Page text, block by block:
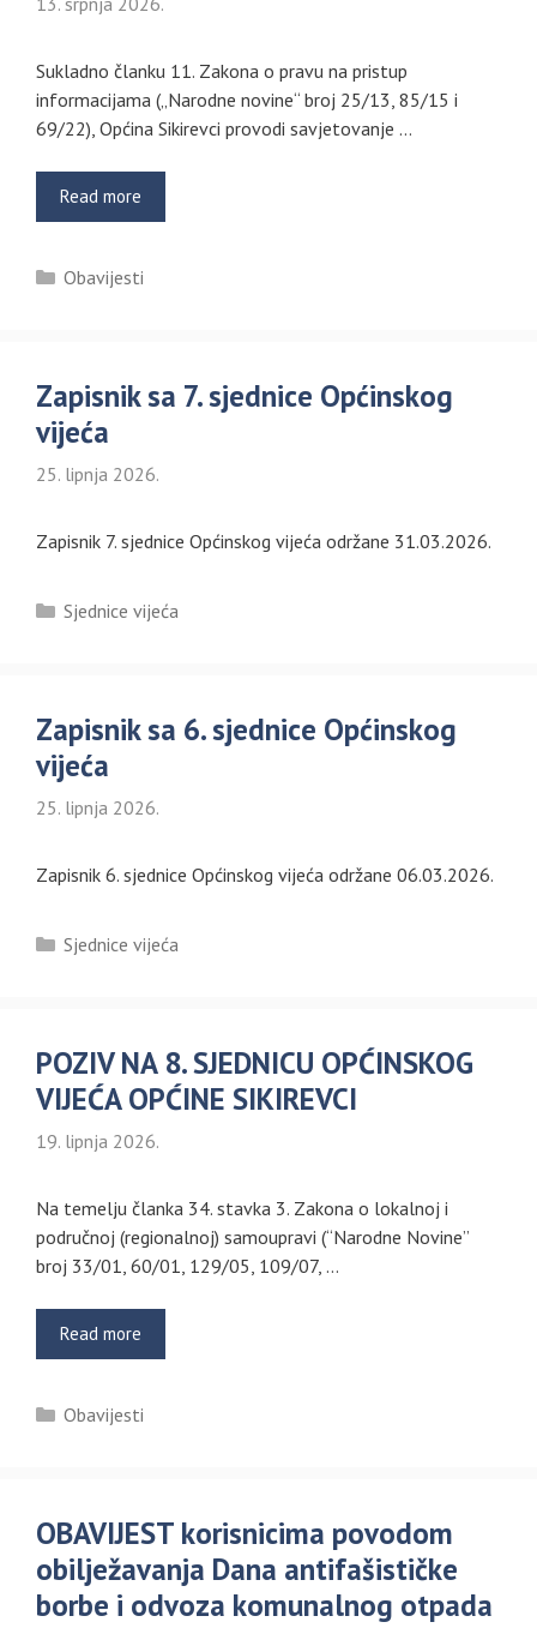
Sukladno članku 11. Zakona o pravu na pristup
informacijama („Narodne novine“ broj 25/13, 85/15 i
69/22), Općina Sikirevci provodi savjetovanje …
Read more
Kategorije
Obavijesti
Zapisnik sa 7. sjednice Općinskog
vijeća
25. lipnja 2026.
Zapisnik 7. sjednice Općinskog vijeća održane 31.03.2026.
Kategorije
Sjednice vijeća
Zapisnik sa 6. sjednice Općinskog
vijeća
25. lipnja 2026.
Zapisnik 6. sjednice Općinskog vijeća održane 06.03.2026.
Kategorije
Sjednice vijeća
POZIV NA 8. SJEDNICU OPĆINSKOG
VIJEĆA OPĆINE SIKIREVCI
19. lipnja 2026.
Na temelju članka 34. stavka 3. Zakona o lokalnoj i
područnoj (regionalnoj) samoupravi (“Narodne Novine”
broj 33/01, 60/01, 129/05, 109/07, …
Read more
Kategorije
Obavijesti
OBAVIJEST korisnicima povodom
obilježavanja Dana antifašističke
borbe i odvoza komunalnog otpada